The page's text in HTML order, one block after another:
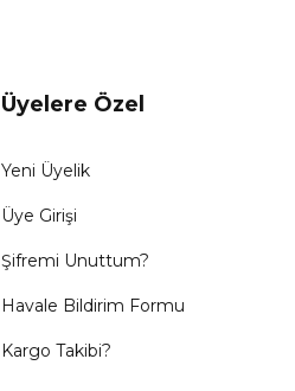
Üyelere Özel
Yeni Üyelik
Üye Girişi
Şifremi Unuttum?
Havale Bildirim Formu
Kargo Takibi?